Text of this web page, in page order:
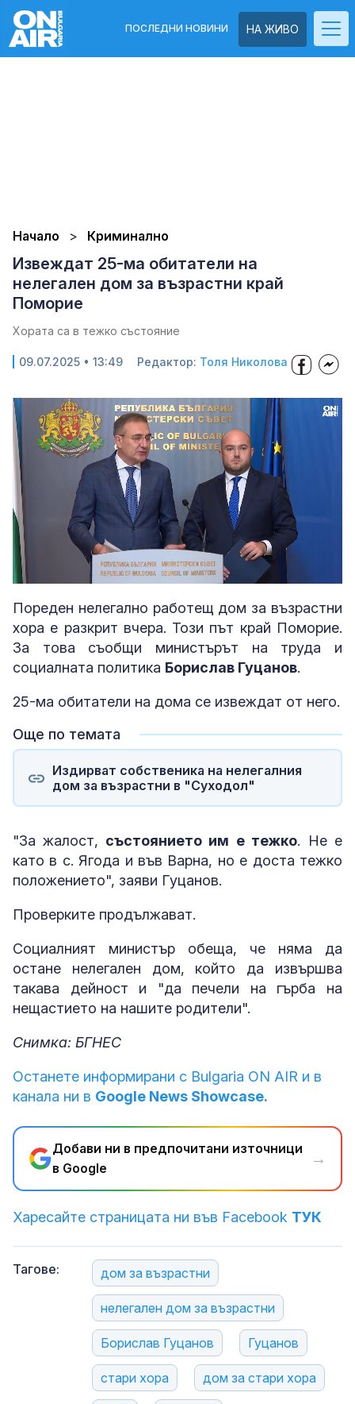
НА ЖИВО
ПОСЛЕДНИ НОВИНИ
Начало Криминално
Извеждат 25-ма обитатели на
нелегален дом за възрастни край
Поморие
Хората са в тежко състояние
09.07.2025 • 13:49 Редактор: Толя Николова
Loaded :
Пореден нелегално работещ дом за възрастни
хора е разкрит вчера. Този път край Поморие.
За това съобщи министърът на труда и
социалната политика Борислав Гуцанов.
25-ма обитатели на дома се извеждат от него.
Още по темата
Издирват собственика на нелегалния
дом за възрастни в "Суходол"
"За жалост, състоянието им е тежко. Не е
като в с. Ягода и във Варна, но е доста тежко
положението", заяви Гуцанов.
Проверките продължават.
Социалният министър обеща, че няма да
остане нелегален дом, който да извършва
такава дейност и "да печели на гърба на
нещастието на нашите родители".
Снимка: БГНЕС
Останете информирани с Bulgaria ON AIR и в
канала ни в Google News Showcase.
Добави ни в предпочитани източници
в Google
→
Харесайте страницата ни във Facebook ТУК
Тагове: дом за възрастни
нелегален дом за възрастни
Борислав Гуцанов Гуцанов
стари хора дом за стари хора